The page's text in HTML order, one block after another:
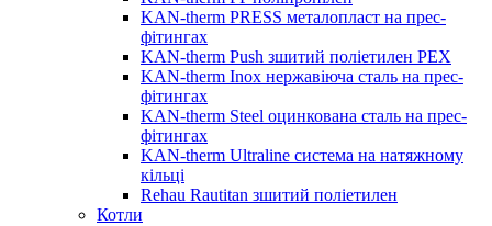
KAN-therm PRESS металопласт на прес-
фітингах
KAN-therm Push зшитий поліетилен PEX
KAN-therm Inox нержавіюча сталь на прес-
фітингах
KAN-therm Steel оцинкована сталь на прес-
фітингах
KAN-therm Ultraline система на натяжному
кільці
Rehau Rautitan зшитий поліетилен
Котли